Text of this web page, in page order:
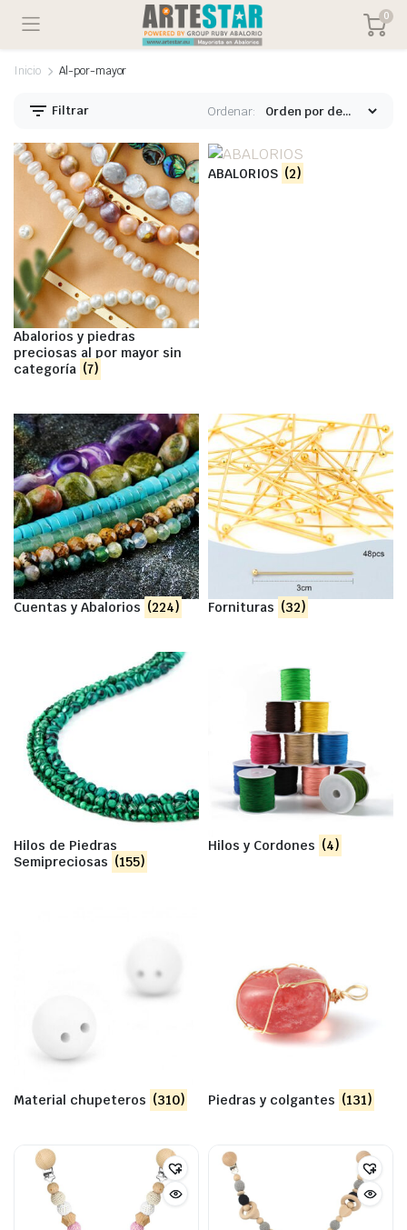
0
Inicio Al-por-mayor
Filtrar Ordenar:
Abalorios y piedras
preciosas al por mayor sin
categoría (7)
ABALORIOS (2)
Cuentas y Abalorios (224) Fornituras (32)
Hilos de Piedras
Semipreciosas (155)
Hilos y Cordones (4)
Material chupeteros (310) Piedras y colgantes (131)